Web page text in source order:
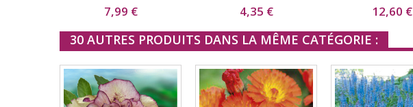
7,99 € 4,35 € 12,60 €
30 AUTRES PRODUITS DANS LA MÊME CATÉGORIE :